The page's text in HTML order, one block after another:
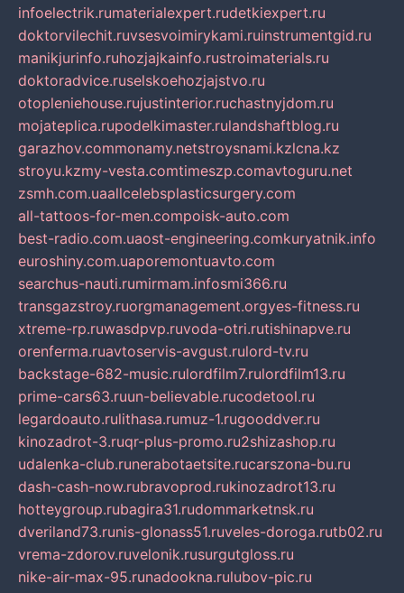
infoelectrik.rumaterialexpert.rudetkiexpert.ru
doktorvilechit.ruvsesvoimirykami.ruinstrumentgid.ru
manikjurinfo.ruhozjajkainfo.rustroimaterials.ru
doktoradvice.ruselskoehozjajstvo.ru
otopleniehouse.rujustinterior.ruchastnyjdom.ru
mojateplica.rupodelkimaster.rulandshaftblog.ru
garazhov.commonamy.netstroysnami.kzlcna.kz
stroyu.kzmy-vesta.comtimeszp.comavtoguru.net
zsmh.com.uaallcelebsplasticsurgery.com
all-tattoos-for-men.compoisk-auto.com
best-radio.com.uaost-engineering.comkuryatnik.info
euroshiny.com.uaporemontuavto.com
searchus-nauti.rumirmam.infosmi366.ru
transgazstroy.ruorgmanagement.orgyes-fitness.ru
xtreme-rp.ruwasdpvp.ruvoda-otri.rutishinapve.ru
orenferma.ruavtoservis-avgust.rulord-tv.ru
backstage-682-music.rulordfilm7.rulordfilm13.ru
prime-cars63.ruun-believable.rucodetool.ru
legardoauto.rulithasa.rumuz-1.rugooddver.ru
kinozadrot-3.ruqr-plus-promo.ru2shizashop.ru
udalenka-club.runerabotaetsite.rucarszona-bu.ru
dash-cash-now.rubravoprod.rukinozadrot13.ru
hotteygroup.rubagira31.rudommarketnsk.ru
dveriland73.runis-glonass51.ruveles-doroga.rutb02.ru
vrema-zdorov.ruvelonik.rusurgutgloss.ru
nike-air-max-95.runadookna.rulubov-pic.ru